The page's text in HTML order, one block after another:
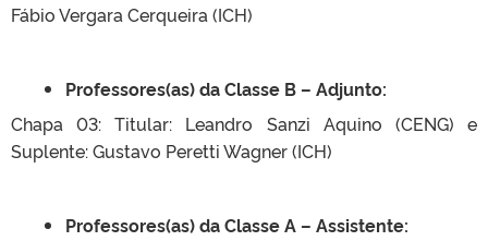
Fábio Vergara Cerqueira (ICH)
Professores(as) da Classe B – Adjunto:
Chapa 03: Titular: Leandro Sanzi Aquino (CENG) e
Suplente: Gustavo Peretti Wagner (ICH)
Professores(as) da Classe A – Assistente: